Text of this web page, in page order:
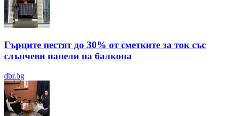
Гърците пестят до 30% от сметките за ток със
слънчеви панели на балкона
dbr.bg